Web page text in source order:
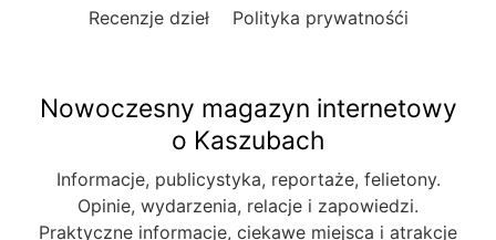
Recenzje dzieł
Polityka prywatnośći
Nowoczesny magazyn internetowy
o Kaszubach
Informacje, publicystyka, reportaże, felietony.
Opinie, wydarzenia, relacje i zapowiedzi.
Praktyczne informacje, ciekawe miejsca i atrakcje